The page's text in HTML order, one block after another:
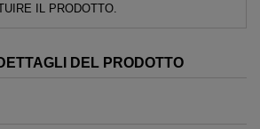
IL PRODOTTO.
DEL PRODOTTO